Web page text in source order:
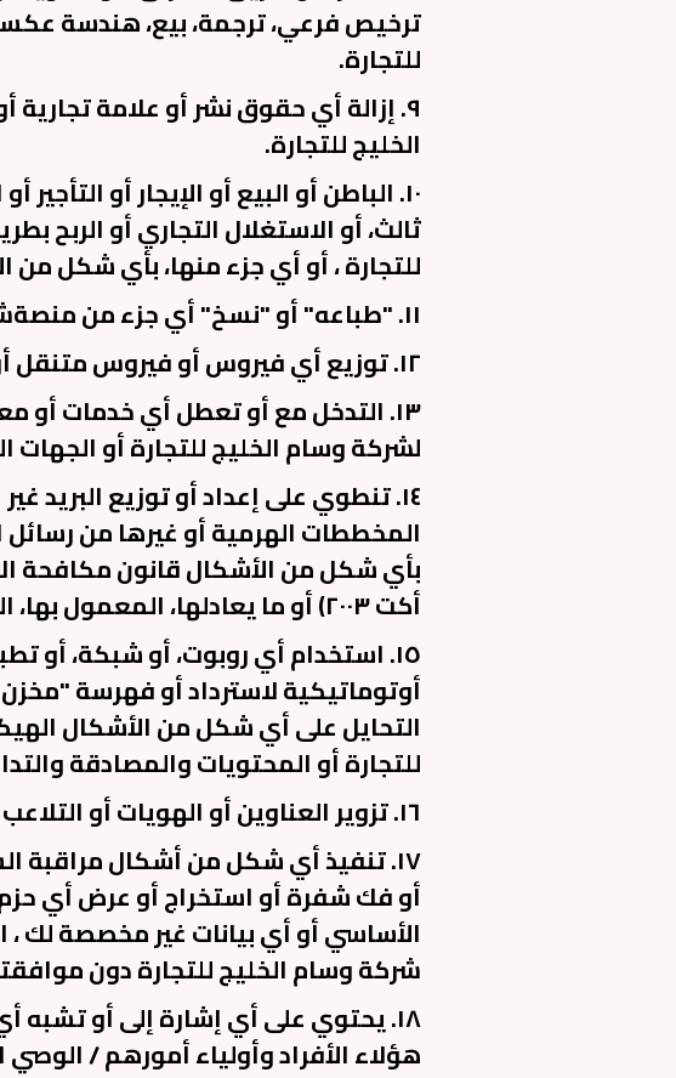
ترخيص فرعي، ترجمة، بيع، هندسة
للتجارة.
٩. إزالة أي حقوق نشر أو علامة
الخليج للتجارة.
١٠. الباطن أو البيع أو الإيجار أو
ثالث، أو الاستغلال التجاري أو
للتجارة ، أو أي جزء منها، بأي شكل
١١. "طباعه" أو "نسخ" أي جزء من منصةشركة وسام الخليج للتجارة دون إذن خطي مسبق منا.
١٢. توزيع أي فيروس أو فيروس متنقل أو أي ملفات أو نصوص برمجية أو برامج مشابهة أو ضارة.
١٣. التدخل مع أو تعطل أي خدمات أو
لشركة وسام الخليج للتجارة أو الجهات
١٤. تنطوي على إعداد أو توزيع البريد
المخططات الهرمية أو غيرها من رسائل
بأي شكل من الأشكال قانون مكافحة
أكت ٢٠٠٣) أو ما يعادلها، المعمول بها، القانون الأجنبي.
١٥. استخدام أي روبوت، أو شبكة، أو
أوتوماتيكية لاسترداد أو فهرسة
التحايل على أي شكل من الأشكال
للتجارة أو المحتويات والمصادقة
١٦. تزوير العناوين أو الهويات أو التلاعب بمعرفات الهوية من أجل إخفاء أصل أي إرسال.
١٧. تنفيذ أي شكل من أشكال مراقبة
أو فك شفرة أو استخراج أو عرض أي حزم
الأساسي أو أي بيانات غير مخصصة لك
شركة وسام الخليج للتجارة دون
١٨. يحتوي على أي إشارة إلى أو
هؤلاء الأفراد وأولياء أمورهم /